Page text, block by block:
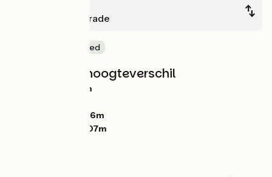
La Couvertoirade
Natuur en erfgoed
Hellingen en hoogteverschil
928m
456m
907m